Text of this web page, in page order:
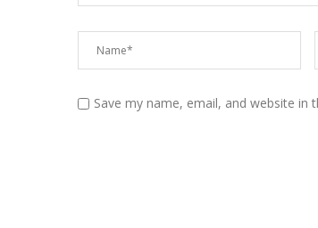
Save my name, email, and website